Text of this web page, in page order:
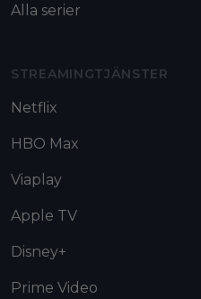
Alla serier
STREAMINGTJÄNSTER
Netflix
HBO Max
Viaplay
Apple TV
Disney+
Prime Video